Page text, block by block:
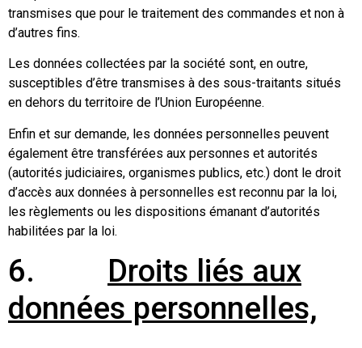
transmises que pour le traitement des commandes et non à
d’autres fins.
Les données collectées par la société sont, en outre,
susceptibles d’être transmises à des sous-traitants situés
en dehors du territoire de l’Union Européenne.
Enfin et sur demande, les données personnelles peuvent
également être transférées aux personnes et autorités
(autorités judiciaires, organismes publics, etc.) dont le droit
d’accès aux données à personnelles est reconnu par la loi,
les règlements ou les dispositions émanant d’autorités
habilitées par la loi.
6. Droits liés aux
données personnelles,